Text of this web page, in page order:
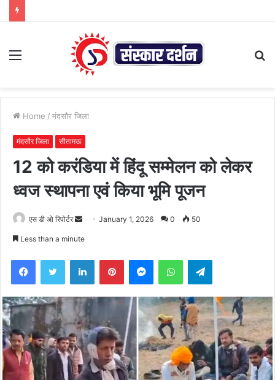
Menu
Home / मंदसौर जिला
मंदसौर जिला सीतामऊ
12 को करंडिया में हिंदू सम्मेलन को लेकर
ध्वज स्थापना एवं किया भूमि पूजन
एस डी ओ रिपोर्टर
Send January 1, 2026 0 50
Less than a minute
FacebookTwitter LinkedInPinterestMessengerWhatsAppTelegram